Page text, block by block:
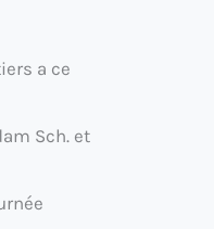
a ce
Sch. et